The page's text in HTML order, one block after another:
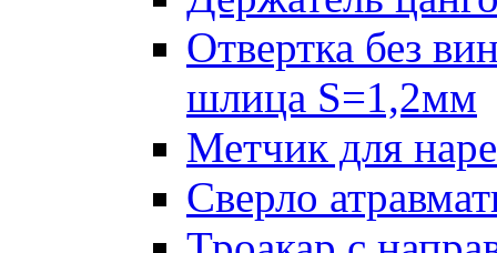
Отвертка без
шлица S=1,2мм
Метчик для
Сверло